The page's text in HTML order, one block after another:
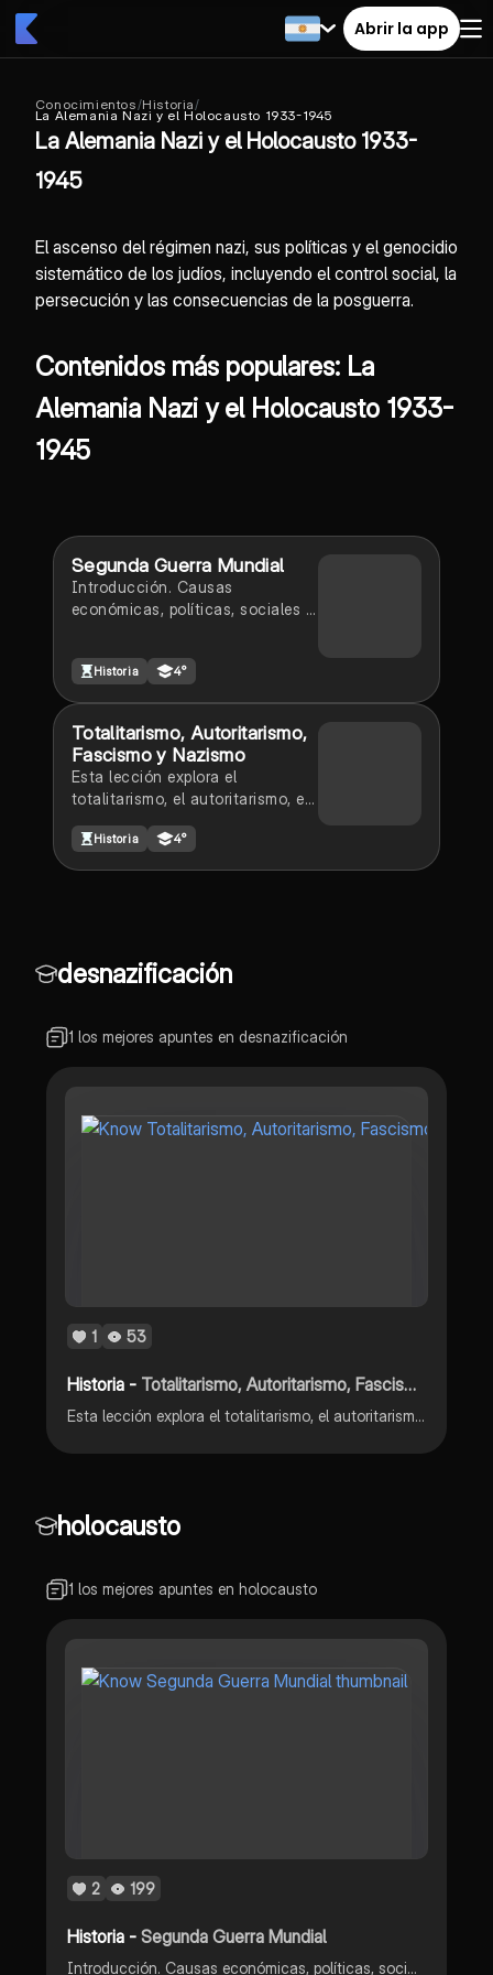
Abrir la app
Conocimientos/Historia/
La Alemania Nazi y el Holocausto 1933-1945
La Alemania Nazi y el Holocausto 1933-
1945
El ascenso del régimen nazi, sus políticas y el genocidio
sistemático de los judíos, incluyendo el control social, la
persecución y las consecuencias de la posguerra.
Contenidos más populares: La
Alemania Nazi y el Holocausto 1933-
1945
Segunda Guerra Mundial
Introducción. Causas
económicas, políticas, sociales e
europa. Inicio de la guerra.
Historia 4°
Totalitarismo, Autoritarismo,
Fascismo y Nazismo
Esta lección explora el
totalitarismo, el autoritarismo, el
incluyendo sus definiciones,
características, y diferencias
Historia 4°
desnazificación
1 los mejores apuntes en desnazificación
1 53
Historia - Totalitarismo, Autoritarismo, Fascismo y Nazismo
Esta lección explora el totalitarismo, el autoritarismo, el fascismo y el nazismo, incluyendo sus definiciones, características, y diferencias clave en el control estatal y la organización política.
holocausto
1 los mejores apuntes en holocausto
2 199
Historia -Segunda Guerra Mundial
Introducción. Causas económicas, políticas, sociales e ideológicas. Guerra total. Consecuencias. Tensiones en europa. Inicio de la guerra.